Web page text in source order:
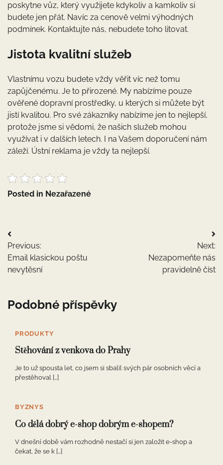
poskytne vůz, který využijete kdykoliv a kamkoliv si
budete jen přát. Navíc za cenově velmi výhodných
podmínek. Kontaktujte nás, nebudete toho litovat.
Jistota kvalitní služeb
Vlastnímu vozu budete vždy věřit víc než tomu
zapůjčenému. Je to přirozené. My nabízíme pouze
ověřené dopravní prostředky, u kterých si můžete být
jistí kvalitou. Pro své zákazníky nabízíme jen to nejlepší,
protože jsme si vědomi, že našich služeb mohou
využívat i v dalších letech. I na Vašem doporučení nám
záleží. Ústní reklama je vždy ta nejlepší.
Posted in Nezařazené
Navigace
pro
příspěvek
Previous:
Email klasickou poštu
nevytěsní
Next:
Nezapomeňte nás
pravidelně číst
Podobné příspěvky
PRODUKTY
Stěhování z venkova do Prahy
Je to už spousta let, co jsem si sbalil svých pár osobních věcí a
přestěhoval […]
BYZNYS
Co dělá dobrý e-shop dobrým e-shopem?
V dnešní době vám rozhodně nestačí si jen založit e-shop a
čekat, že se k […]